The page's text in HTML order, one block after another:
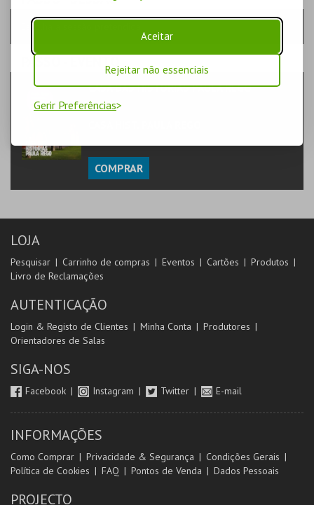
Aceitar
Rejeitar não essenciais
Gerir Preferências
Escolha a sessão pretendida
PASSO - EVENTO
CASA DAS HISTÓRIAS PAULA REGO
TEATRO & ARTE | EXPOSIÇÃO
COMPRAR
LOJA
Pesquisar Carrinho de compras Eventos Cartões
Produtos
Livro de Reclamações
AUTENTICAÇÃO
Login & Registo de Clientes Minha Conta
Produtores
Orientadores de Salas
SIGA-NOS
Facebook Instagram Twitter E-mail
INFORMAÇÕES
Como Comprar Privacidade & Segurança
Condições Gerais
Política de Cookies
FAQ Pontos de Venda Dados Pessoais
PROJECTO